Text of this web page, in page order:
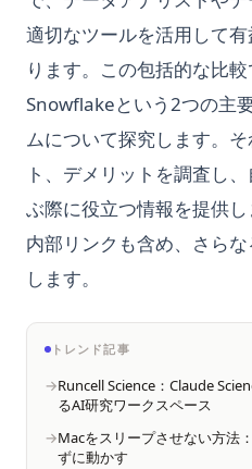
ChatGPTの日本語対応の深堀り
ChatGPTはTensorflowを使用し
ChatGPTはユーザーの会話から
記憶の解明
ChatGPTは安全ですか？事実を
方法
ChatGPTをプログラミングに使
ChatGPTを使った効果的なPDF
ChatGPTを使った逆promptエン
ChatGPTコンテキストウィンド
ChatGPTデベロッパーモードの
ChatGPTリダイレクトエラーの
Matplotlib Subplots: Create
plt.subplots()
Matplotlib Syntax Error: How
Matplotlib fill_between:
Fixes
Matplotlib fill_between：条件
isin() 対処
Matplotlib savefig Cuts Off
Matplotlib savefig の使い方: ラ
き）
Matplotlib を使用してデータフ
する
作成
Pandas Data Cleaning:
Pandas Data Cleaning：実務向
Pandas DataFrame to CSV:
Pandas DataFrame to List: 5
Pandas DataFrame に列を追加
（2025年版ガイド）
Pandas DataFrame の列で値を
Pandas DataFrame を List に変
Pandas DataFrameをNumPy配
Pandas DataFrameをソートす
Pandas Dataframe: 初心者向け
How to Export Pandas
Methods
How to Multiply in Python for
How to Run Python Scripts for
How to Start JupyterLab:
Errors
How to Upgrade Python
How to Upgrade Python on
How to Use Python Reverse
How to Use Python Timer
Python | Beginner's Guide
「NumPyを用いた散布図の理解
確保」
ビギナーのためのPythonによる
力を引き出す
モジュール seaborn に histplot
決方法
📊 Seaborn Boxplot Tutorial:
Python
📊 Seaborn Boxplot チュートリ
クスプロットを作成する方法
Streamlit Config: The Ultimate
Quick Guide
Streamlit DataFrame：Pandas
ング、最適化（2025年版）
Streamlit File Uploader: How
Streamlit Session State: How
Streamlit Session State: スター
Streamlit and Plotly:
Builders
Streamlit vs Dash: あなたに最
（2025年更新ガイド）
適切なツールを活用して
ります。この包括的な比
Snowflakeという2つの主
ムについて探究します。
ト、デメリットを調査し
ぶ際に役立つ情報を提供
内部リンクも含め、さら
します。
トレンド記事
Runcell Science：Claude
るAI研究ワークスペース
Macをスリープさせない方法
ずに動かす